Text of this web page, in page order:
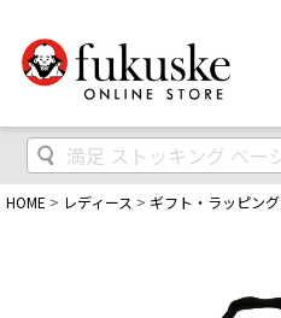
HOME レディース ギフト・ラッピング